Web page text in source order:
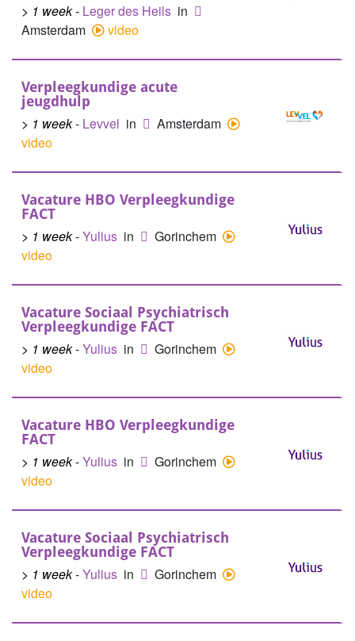
> 1 week- Leger des Heils in
Amsterdam
video
Verpleegkundige acute
jeugdhulp
> 1 week- Levvel in
Amsterdam
video
Vacature HBO Verpleegkundige
FACT
> 1 week-Yulius in
Gorinchem
video
Vacature Sociaal Psychiatrisch
Verpleegkundige FACT
> 1 week-Yulius in
Gorinchem
video
Vacature HBO Verpleegkundige
FACT
> 1 week-Yulius in
Gorinchem
video
Vacature Sociaal Psychiatrisch
Verpleegkundige FACT
> 1 week-Yulius in
Gorinchem
video